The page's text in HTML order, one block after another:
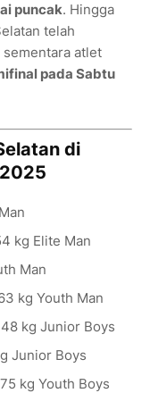
puncak. Hingga
telah
sementara atlet
pada Sabtu
di
kg Elite Man
Man
kg Youth Man
kg Junior Boys
Junior Boys
kg Youth Boys